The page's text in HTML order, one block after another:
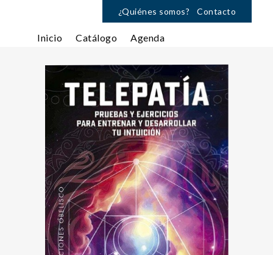
¿Quiénes somos? Contacto
Inicio Catálogo Agenda